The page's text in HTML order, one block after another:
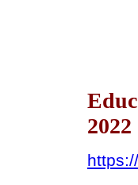
2022